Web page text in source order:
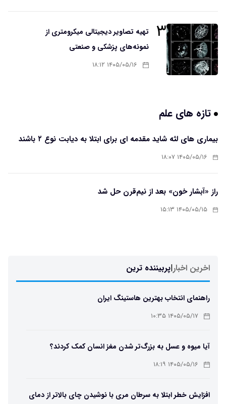
۳
تهیه تصاویر دیجیتالی میکرومتری از
نمونه‌های پزشکی و صنعتی
۱۴۰۵/۰۵/۱۶ ۱۸:۱۲
تازه های علم
بیماری های لثه شاید مقدمه ای برای ابتلا به دیابت نوع ۲ باشند
۱۴۰۵/۰۵/۱۶ ۱۸:۰۷
راز «آبشار خون» بعد از نیم‌قرن حل شد
۱۴۰۵/۰۵/۱۵ ۱۵:۱۳
اخرین اخبار|پربیننده ترین
راهنمای انتخاب بهترین هاستینگ ایران
۱۴۰۵/۰۵/۱۷ ۱۰:۳۵
آیا میوه و عسل به بزرگ‌تر شدن مغز انسان کمک کردند؟
۱۴۰۵/۰۵/۱۶ ۱۸:۱۹
افزایش خطر ابتلا به سرطان مری با نوشیدن چای بالاتر از دمای